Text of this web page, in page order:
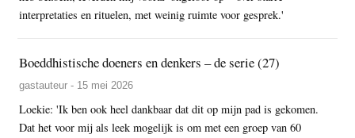
interpretaties en rituelen, met weinig ruimte voor gesprek.'
Boeddhistische doeners en denkers – de serie (27)
gastauteur - 15 mei 2026
Loekie: 'Ik ben ook heel dankbaar dat dit op mijn pad is gekomen.
Dat het voor mij als leek mogelijk is om met een groep van 60